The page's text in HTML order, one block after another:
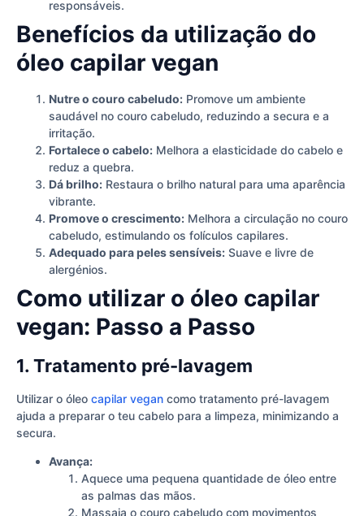
responsáveis.
Benefícios da utilização do
óleo capilar vegan
Nutre o couro cabeludo: Promove um ambiente
saudável no couro cabeludo, reduzindo a secura e a
irritação.
Fortalece o cabelo: Melhora a elasticidade do cabelo e
reduz a quebra.
Dá brilho: Restaura o brilho natural para uma aparência
vibrante.
Promove o crescimento: Melhora a circulação no couro
cabeludo, estimulando os folículos capilares.
Adequado para peles sensíveis: Suave e livre de
alergénios.
Como utilizar o óleo capilar
vegan: Passo a Passo
1. Tratamento pré-lavagem
Utilizar o óleo capilar vegan como tratamento pré-lavagem
ajuda a preparar o teu cabelo para a limpeza, minimizando a
secura.
Avança:
Aquece uma pequena quantidade de óleo entre
as palmas das mãos.
Massaja o couro cabeludo com movimentos